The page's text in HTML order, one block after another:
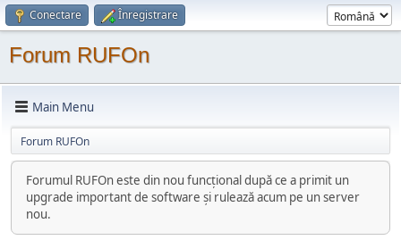
Conectare Înregistrare
Forum RUFOn
Main Menu
Forum RUFOn
Forumul RUFOn este din nou funcțional după ce a primit un
upgrade important de software și rulează acum pe un server
nou.